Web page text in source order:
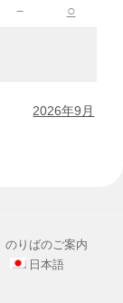
－ ○
2026年9月
のりばのご案内
日本語